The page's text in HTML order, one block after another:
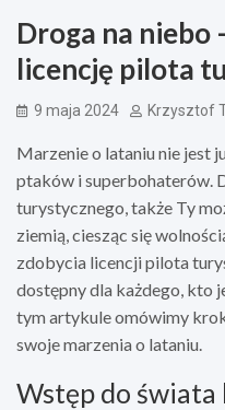
Droga na niebo
licencję pilota
9 maja 2024 Krzysztof
Marzenie o lataniu nie jest
ptaków i superbohaterów.
turystycznego, także Ty
ziemią, ciesząc się
zdobycia licencji pilota
dostępny dla każdego, kto
tym artykule omówimy
swoje marzenia o lataniu.
Wstęp do